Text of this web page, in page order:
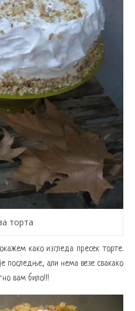
торта
како изгледа пресек торте.
последње, али нема везе свакако
вам било!!!